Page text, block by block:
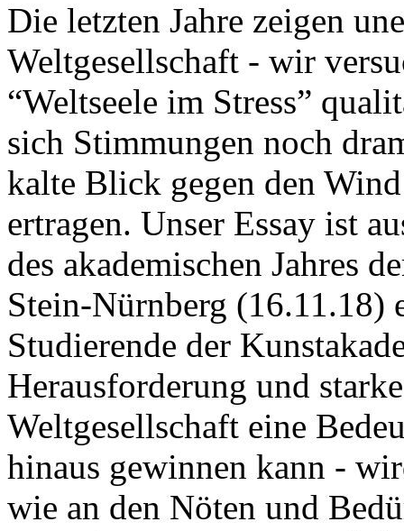
Die letzten Jahre zeigen
Weltgesellschaft - wir
“Weltseele im Stress”
sich Stimmungen noch
kalte Blick gegen den
ertragen. Unser Essay ist
des akademischen Jahres
Stein-Nürnberg (16.11.18)
Studierende der
Herausforderung und
Weltgesellschaft eine
hinaus gewinnen kann -
wie an den Nöten und